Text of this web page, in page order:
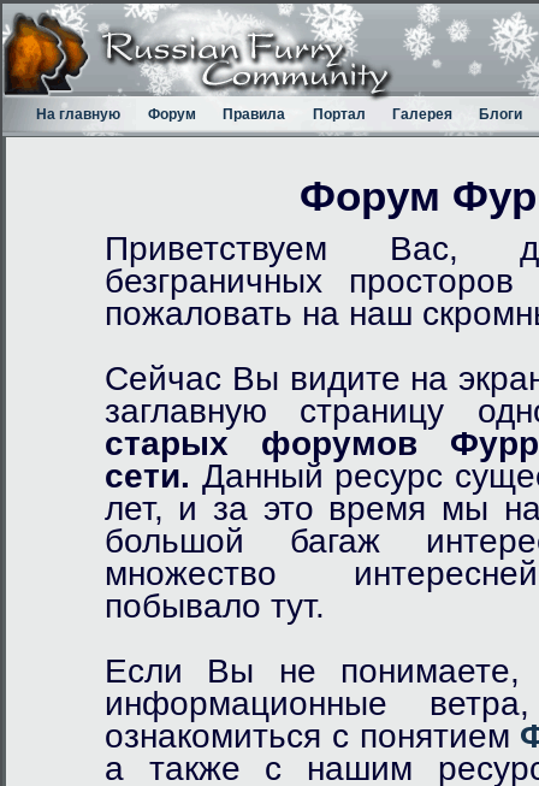
На главную Форум Правила Портал Галерея Блоги
Форум
Приветствуем Вас,
безграничных
пожаловать на наш
Сейчас Вы видите на
заглавную страницу
старых форумов
сети. Данный ресурс
лет, и за это время мы
большой багаж
множество
побывало тут.
Если Вы не понимаете,
информационные
ознакомиться с понятием
а также с нашим